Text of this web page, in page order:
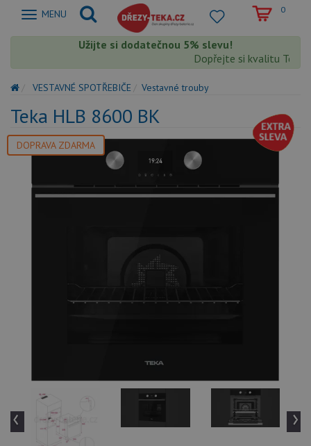
Zobrazit
MENU 0
Užijte si dodatečnou 5% slevu!
Dopřejte si kvalitu Teka
VESTAVNÉ SPOTŘEBIČE Vestavné trouby
Teka HLB 8600 BK
DOPRAVA ZDARMA
‹ ›